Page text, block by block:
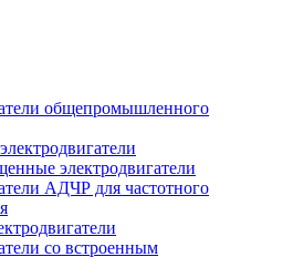
общепромышленного
электродвигатели
АДЧР для частотного
со встроенным